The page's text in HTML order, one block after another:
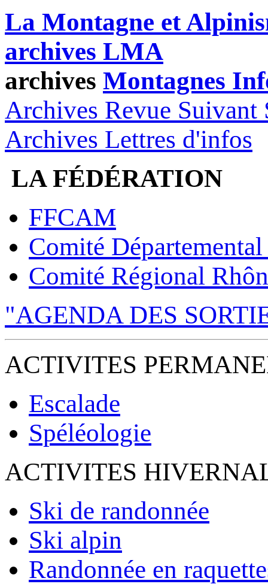
La Montagne et
archives LMA
archives Montagnes
Archives Revue Suivant
Archives Lettres d'infos
LA FÉDÉRATION
FFCAM
Comité
Comité Régional
"AGENDA DES
ACTIVITES
Escalade
Spéléologie
ACTIVITES
Ski de randonnée
Ski alpin
Randonnée en